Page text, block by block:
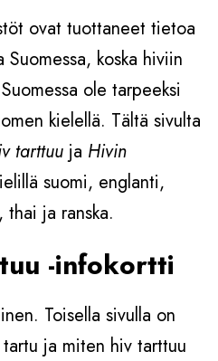
ovat tuottaneet tietoa
koska hiviin
ole tarpeeksi
kielellä. Tältä sivulta
tarttuu ja Hivin
suomi, englanti,
ja ranska.
-infokortti
Toisella sivulla on
ja miten hiv tarttuu